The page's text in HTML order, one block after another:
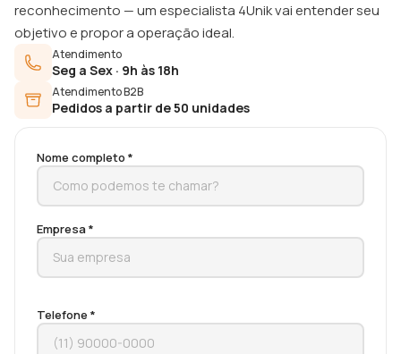
reconhecimento — um especialista 4Unik vai entender seu
objetivo e propor a operação ideal.
Atendimento
Seg a Sex · 9h às 18h
Atendimento B2B
Pedidos a partir de 50 unidades
Nome completo *
Empresa *
Telefone *